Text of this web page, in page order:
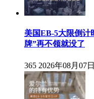
美国EB-5大限倒计
牌”再不领就没了
365 2026年08月07日